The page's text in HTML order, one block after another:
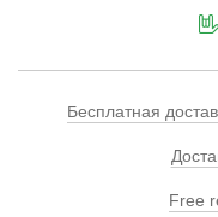
Бесплатная
Free